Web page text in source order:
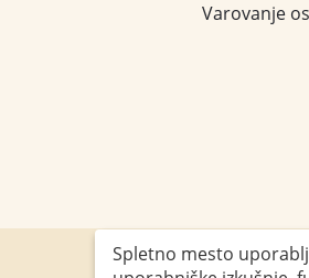
Varovanje
Spletno mesto